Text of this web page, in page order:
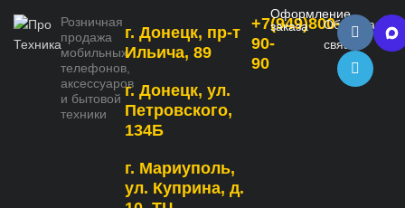
Розничная
продажа
мобильных
телефонов,
аксессуаров
и бытовой
техники
г. Донецк, пр-т
Ильича, 89
г. Донецк, ул.
Петровского,
134Б
г. Мариуполь,
ул. Куприна, д.
+7(949)800-
90-
90
Оформление
заказа
Обратная
связь